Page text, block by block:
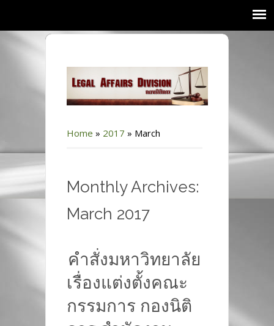
Home » 2017 » March
Monthly Archives:
March 2017
คำสั่งมหาวิทยาลัย
เรื่องแต่งตั้งคณะ
กรรมการ กองนิติ